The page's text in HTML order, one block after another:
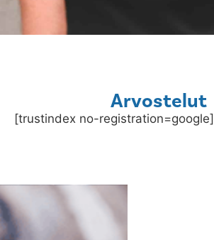
Arvostelut
[trustindex no-registration=google]